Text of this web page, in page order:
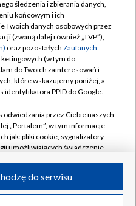
TVP
TVP
ogłoszenia
przetargowe
o nadawcy
TVP
zgody
Akcyjna w likwidacji
śledzenia i zbierania danych,
końcowym i ich
Twoich danych osobowych przez
(zwaną dalej również „TVP”),
oraz pozostałych Zaufanych
(w tym do
do Twoich zainteresowań i
które wskazujemy poniżej, a
identyfikatora PPID do Google.
odwiedzania przez Ciebie naszych
„Portalem”, w tym informacje
jak: pliki cookie, sygnalizatory
umożliwiających świadczenie
odwiedzania przez Ciebie
do serwisu